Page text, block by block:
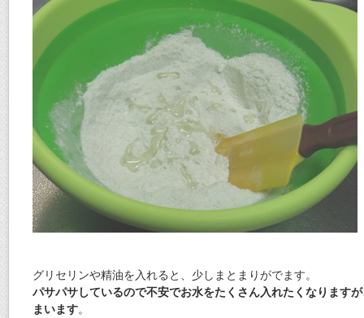
グリセリンや精油を入れると、少しまとまりがでます。
パサパサしているので不安でお水をたくさん入れたくなります
まいます。